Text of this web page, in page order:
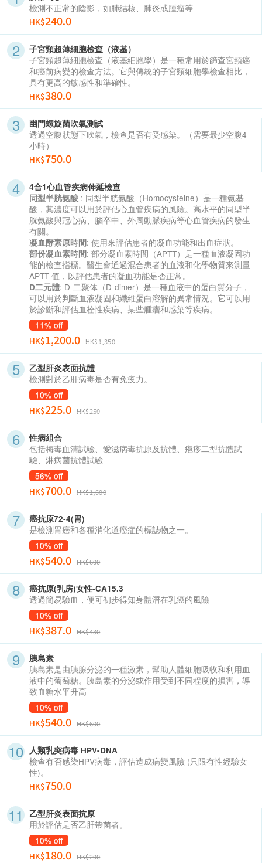
檢測不正常的陰影，如肺結核、肺炎或腫瘤等
HK$240.0
子宮頸超薄細胞檢查（液基）
子宮頸超薄細胞檢查（液基細胞學）是一種常用於篩查宮頸癌
和癌前病變的檢查方法。它與傳統的子宮頸細胞學檢查相比，
具有更高的敏感性和準確性。
HK$380.0
幽門螺旋菌吹氣測試
透過空腹狀態下吹氣，檢查是否有受感染。（需要最少空腹4
小時）
HK$750.0
4合1心血管疾病伸延檢查
同型半胱氨酸 : 同型半胱氨酸（Homocysteine）是一種氨基
酸，其濃度可以用於評估心血管疾病的風險。高水平的同型半
胱氨酸與冠心病、腦卒中、外周動脈疾病等心血管疾病的發生
有關。
凝血酵素原時間: 使用來評估患者的凝血功能和出血症狀。
部份凝血素時間: 部分凝血素時間（APTT）是一種血液凝固功
能的檢查指標。醫生會通過混合患者的血液和化學物質來測量
APTT 值，以評估患者的凝血功能是否正常。
D二元體: D-二聚体（D-dimer）是一種血液中的蛋白質分子，
可以用於判斷血液凝固和纖維蛋白溶解的異常情況。它可以用
於診斷和評估血栓性疾病、某些腫瘤和感染等疾病。
11% off
HK$1,200.0 HK$1,350
乙型肝炎表面抗體
檢測對於乙肝病毒是否有免疫力。
10% off
HK$225.0 HK$250
性病組合
包括梅毒血清試驗、愛滋病毒抗原及抗體、疱疹二型抗體試
驗、淋病菌抗體試驗
56% off
HK$700.0 HK$1,600
癌抗原72-4(胃)
是檢測胃癌和各種消化道癌症的標誌物之一。
10% off
HK$540.0 HK$600
癌抗原(乳房)女性-CA15.3
透過簡易驗血，便可初步得知身體潛在乳癌的風險
10% off
HK$387.0 HK$430
胰島素
胰島素是由胰腺分泌的一種激素，幫助人體細胞吸收和利用血
液中的葡萄糖。胰島素的分泌或作用受到不同程度的損害，導
致血糖水平升高
10% off
HK$540.0 HK$600
人類乳突病毒 HPV-DNA
檢查有否感染HPV病毒，評估造成病變風險 (只限有性經驗女
性)。
HK$750.0
乙型肝炎表面抗原
用於評估是否乙肝帶菌者。
10% off
HK$180.0 HK$200